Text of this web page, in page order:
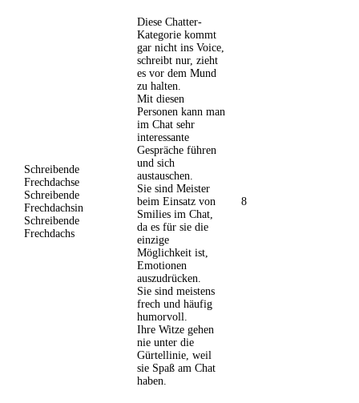
Schreibende
Frechdachse
Schreibende
Frechdachsin
Schreibende
Frechdachs
Diese Chatter-
Kategorie kommt
gar nicht ins Voice,
schreibt nur, zieht
es vor dem Mund
zu halten.
Mit diesen
Personen kann man
im Chat sehr
interessante
Gespräche führen
und sich
austauschen.
Sie sind Meister
beim Einsatz von
Smilies im Chat,
da es für sie die
einzige
Möglichkeit ist,
Emotionen
auszudrücken.
Sie sind meistens
frech und häufig
humorvoll.
Ihre Witze gehen
nie unter die
Gürtellinie, weil
sie Spaß am Chat
haben.
8